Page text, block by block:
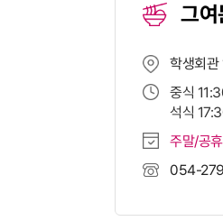
그여
학생회관
중식
석식
주말/공
054-